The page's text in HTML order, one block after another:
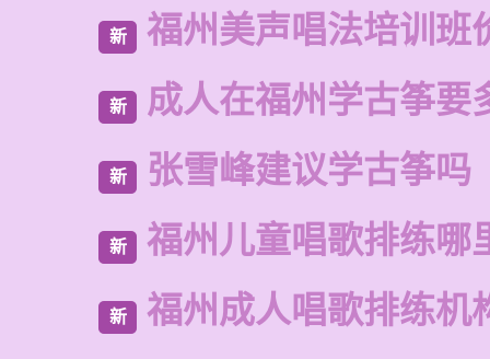
新 福州美声唱法培训班
新 成人在福州学古筝要
新 张雪峰建议学古筝吗
新 福州儿童唱歌排练哪
新 福州成人唱歌排练机